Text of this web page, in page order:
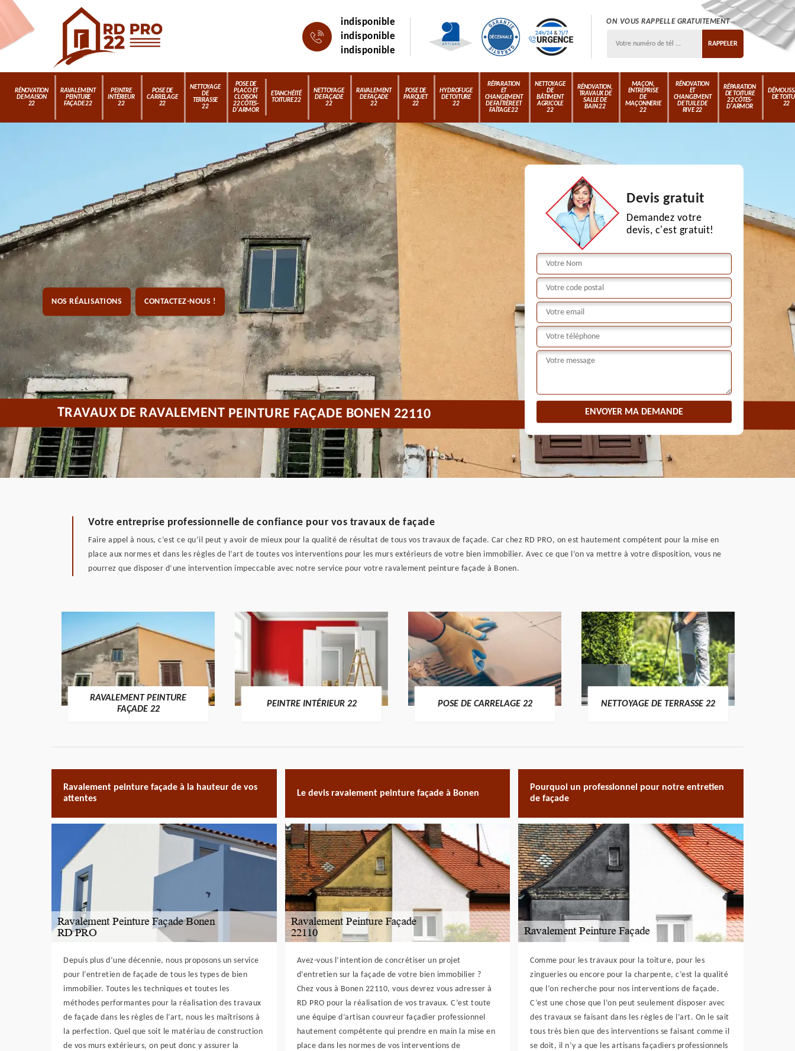
indisponible
indisponible
indisponible
ON VOUS RAPPELLE GRATUITEMENT
RÉNOVATION
DE MAISON
22
RAVALEMENT
PEINTURE
FAÇADE 22
PEINTRE
INTÉRIEUR
22
POSE DE
CARRELAGE
22
NETTOYAGE
DE
TERRASSE
22
POSE DE
PLACO ET
CLOISON
22 CÔTES-
D'ARMOR
ETANCHÉITÉ
TOITURE 22
NETTOYAGE
DE FAÇADE
22
RAVALEMENT
DE FAÇADE
22
POSE DE
PARQUET
22
HYDROFUGE
DE TOITURE
22
RÉPARATION
ET
CHANGEMENT
DE FAÎTIÈRE ET
FAÎTAGE 22
NETTOYAGE
DE
BÂTIMENT
AGRICOLE
22
RÉNOVATION,
TRAVAUX DE
SALLE DE
BAIN 22
MAÇON,
ENTREPRISE
DE
MAÇONNERIE
22
RÉNOVATION
ET
CHANGEMENT
DE TUILE DE
RIVE 22
RÉPARATION
DE TOITURE
22 CÔTES-
D'ARMOR
DE
22
NOS RÉALISATIONS CONTACTEZ-NOUS !
Devis gratuit
Demandez votre
devis, c'est gratuit!
TRAVAUX DE RAVALEMENT PEINTURE FAÇADE BONEN 22110
Votre entreprise professionnelle de confiance pour vos travaux de façade
Faire appel à nous, c’est ce qu’il peut y avoir de mieux pour la qualité de résultat de tous vos travaux de façade. Car chez RD PRO, on est hautement compétent pour la mise en
place aux normes et dans les règles de l’art de toutes vos interventions pour les murs extérieurs de votre bien immobilier. Avec ce que l’on va mettre à votre disposition, vous ne
pourrez que disposer d’une intervention impeccable avec notre service pour votre ravalement peinture façade à Bonen.
RAVALEMENT PEINTURE
FAÇADE 22
PEINTRE INTÉRIEUR 22 POSE DE CARRELAGE 22 NETTOYAGE DE TERRASSE 22
Ravalement peinture façade à la hauteur de vos
attentes
Depuis plus d’une décennie, nous proposons un service
pour l’entretien de façade de tous les types de bien
immobilier. Toutes les techniques et toutes les
méthodes performantes pour la réalisation des travaux
de façade dans les règles de l’art, nous les maîtrisons à
la perfection. Quel que soit le matériau de construction
de vos murs extérieurs, on peut donc y assurer la
Le devis ravalement peinture façade à Bonen
Avez-vous l’intention de concrétiser un projet
d’entretien sur la façade de votre bien immobilier ?
Chez vous à Bonen 22110, vous devrez vous adresser à
RD PRO pour la réalisation de vos travaux. C’est toute
une équipe d’artisan couvreur façadier professionnel
hautement compétente qui prendre en main la mise en
place dans les normes de vos interventions de
Pourquoi un professionnel pour notre entretien
de façade
Comme pour les travaux pour la toiture, pour les
zingueries ou encore pour la charpente, c’est la qualité
que l’on recherche pour nos interventions de façade.
C’est une chose que l’on peut seulement disposer avec
des travaux se faisant dans les règles de l’art. On le sait
tous très bien que des interventions se faisant comme il
se doit, il n’y a que les artisans façadiers professionnels